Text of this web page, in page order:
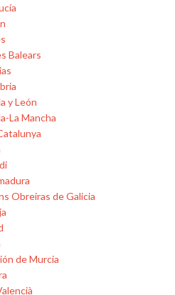
Balears
y León
La Mancha
Obreiras de Galicia
de Murcia